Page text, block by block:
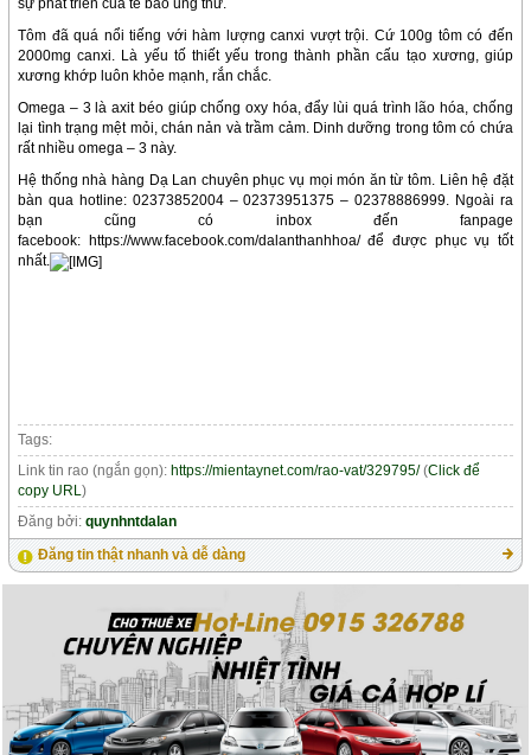
sự phát triển của tế bào ung thư.
Tôm đã quá nổi tiếng với hàm lượng canxi vượt trội. Cứ 100g tôm có đến
2000mg canxi. Là yếu tố thiết yếu trong thành phần cấu tạo xương, giúp
xương khớp luôn khỏe mạnh, rắn chắc.
Omega – 3 là axit béo giúp chống oxy hóa, đẩy lùi quá trình lão hóa, chống
lại tình trạng mệt mỏi, chán nản và trầm cảm. Dinh dưỡng trong tôm có chứa
rất nhiều omega – 3 này.
Hệ thống nhà hàng Dạ Lan chuyên phục vụ mọimón ăn từ tôm. Liên hệ đặt
bàn qua hotline: 02373852004 – 02373951375 – 02378886999. Ngoài ra
bạn cũng có inbox đến fanpage
facebook: https://www.facebook.com/dalanthanhhoa/ để được phục vụ tốt
nhất.
Tags:
Link tin rao (ngắn gọn):https://mientaynet.com/rao-vat/329795/(Click để
copy URL)
Đăng bởi:quynhntdalan
Đăng tin thật nhanh và dễ dàng